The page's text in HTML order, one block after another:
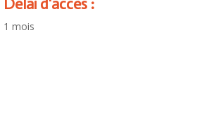
Délai d'accès :
1 mois